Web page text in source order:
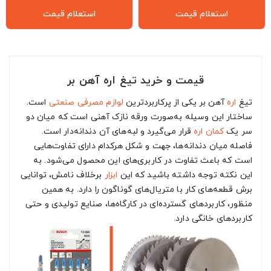
استعلام قیمت استعلام قیمت
قیمت و خرید تیغ اره آهن بر
تیغ ارهآهن بر یکی از پرکاربردترین لوازم مصرفی صنعتی است.
ساختار این وسیله به‌صورت ورقه نازک آهنی است که میان دو
سر یککمان ارهقرار می‌گیرد و لبه‌های آن دندانه‌دار است.
فاصله میان دندانه‌ها، جهت و شکل هرکدام دارای تفاوت‌هایی
است که باعث تفاوت در کاربری‌های این محصول می‌شود. به
این نکته توجه داشته باشید که این ابزار برخلاف نامش، توانایی
برش قطعه‌های کار با متریال‌های گوناگون را دارد. به همین
منظور، کاربردهای گسترده‌ای در کارگاه‌ها، صنایع تولیدی و حتی
کاربردهای خانگی دارد.